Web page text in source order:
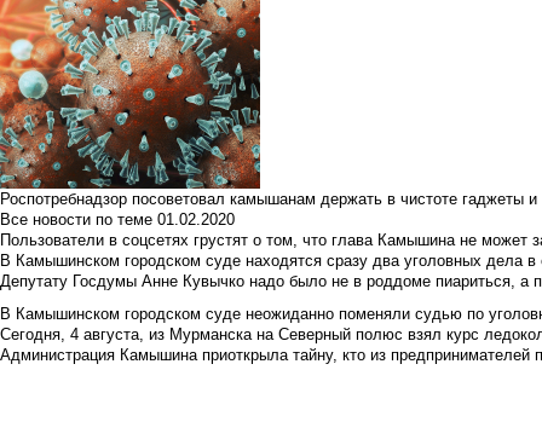
Роспотребнадзор посоветовал камышанам держать в чистоте гаджеты
Все новости по теме 01.02.2020
Пользователи в соцсетях грустят о том, что глава Камышина не может
В Камышинском городском суде находятся сразу два уголовных дела
Депутату Госдумы Анне Кувычко надо было не в роддоме пиариться, а
В Камышинском городском суде неожиданно поменяли судью по
Сегодня, 4 августа, из Мурманска на Северный полюс взял курс
Администрация Камышина приоткрыла тайну, кто из предпринимателей